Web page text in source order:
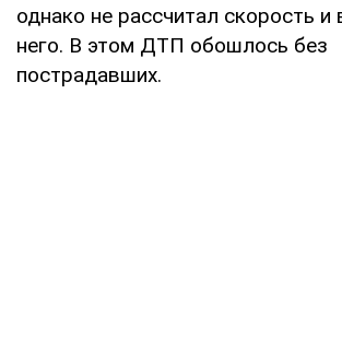
однако не рассчитал скорость и
него. В этом ДТП обошлось без
пострадавших.